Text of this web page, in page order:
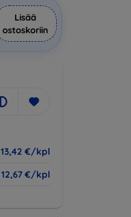
Lisää
ostoskoriin
13,42 €/kpl
12,67 €/kpl